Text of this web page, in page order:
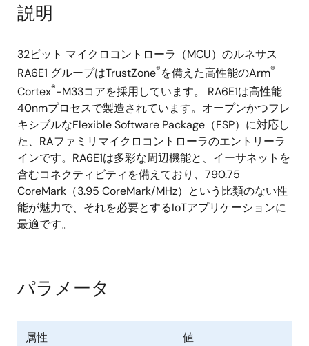
説明
32ビット マイクロコントローラ（MCU）のルネサス
RA6E1 グループはTrustZone®を備えた高性能のArm®
Cortex®-M33コアを採用しています。 RA6E1は高性能
40nmプロセスで製造されています。オープンかつフレ
キシブルなFlexible Software Package（FSP）に対応し
た、RAファミリマイクロコントローラのエントリーラ
インです。RA6E1は多彩な周辺機能と、イーサネットを
含むコネクティビティを備えており、790.75
CoreMark（3.95 CoreMark/MHz）という比類のない性
能が魅力で、それを必要とするIoTアプリケーションに
最適です。
パラメータ
属性 値